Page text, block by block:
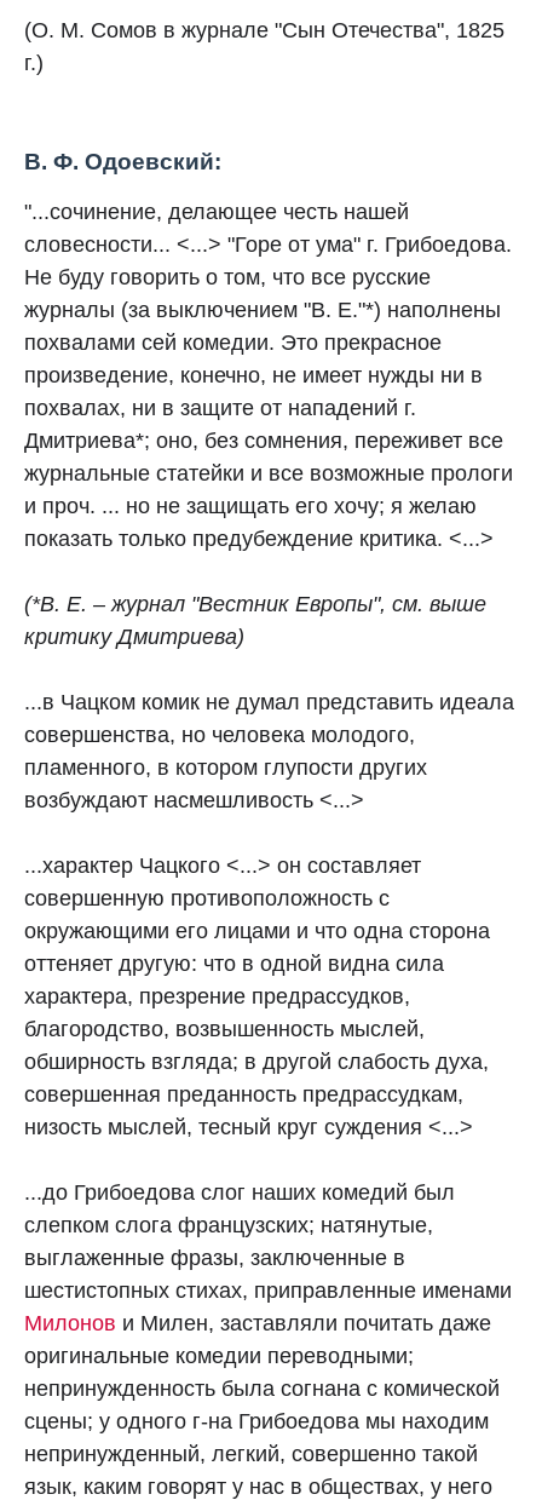
(О. М. Сомов в журнале "Сын Отечества", 1825
г.)
В. Ф. Одоевский:
"...сочинение, делающее честь нашей
словесности... <...> "Горе от ума" г. Грибоедова.
Не буду говорить о том, что все русские
журналы (за выключением "В. Е."*) наполнены
похвалами сей комедии. Это прекрасное
произведение, конечно, не имеет нужды ни в
похвалах, ни в защите от нападений г.
Дмитриева*; оно, без сомнения, переживет все
журнальные статейки и все возможные прологи
и проч. ... но не защищать его хочу; я желаю
показать только предубеждение критика. <...>
(*В. Е. – журнал "Вестник Европы", см. выше
критику Дмитриева)
...в Чацком комик не думал представить идеала
совершенства, но человека молодого,
пламенного, в котором глупости других
возбуждают насмешливость <...>
...характер Чацкого <...> он составляет
совершенную противоположность с
окружающими его лицами и что одна сторона
оттеняет другую: что в одной видна сила
характера, презрение предрассудков,
благородство, возвышенность мыслей,
обширность взгляда; в другой слабость духа,
совершенная преданность предрассудкам,
низость мыслей, тесный круг суждения <...>
...до Грибоедова слог наших комедий был
слепком слога французских; натянутые,
выглаженные фразы, заключенные в
шестистопных стихах, приправленные именами
Милонов и Милен, заставляли почитать даже
оригинальные комедии переводными;
непринужденность была согнана с комической
сцены; у одного г-на Грибоедова мы находим
непринужденный, легкий, совершенно такой
язык, каким говорят у нас в обществах, у него